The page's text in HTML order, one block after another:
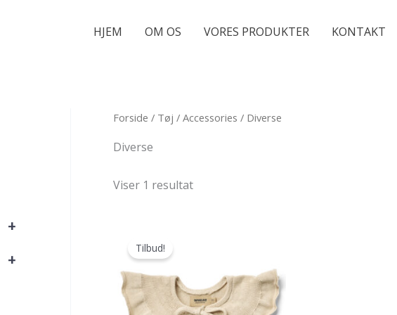
HJEM OM OS VORES PRODUKTER KONTAKT
+
+
Forside / Tøj / Accessories / Diverse
Diverse
Viser 1 resultat
Tilbud!